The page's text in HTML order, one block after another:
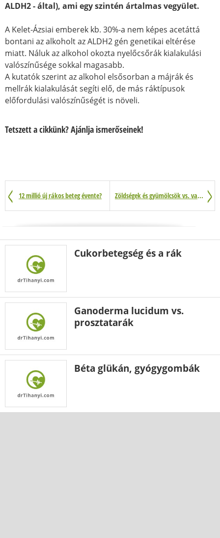
ALDH2 - által), ami egy szintén ártalmas vegyület.
A Kelet-Ázsiai emberek kb. 30%-a nem képes acetáttá
bontani az alkoholt az ALDH2 gén genetikai eltérése
miatt. Náluk az alkohol okozta nyelőcsőrák kialakulási
valószínűsége sokkal magasabb.
A kutatók szerint az alkohol elsősorban a májrák és
mellrák kialakulását segíti elő, de más ráktípusok
előfordulási valószínűségét is növeli.
Tetszett a cikkünk? Ajánlja ismerőseinek!
12 millió új rákos beteg évente? Zöldségek és gyümölcsök vs. vastagbélrák
Cukorbetegség és a rák
Ganoderma lucidum vs.
prosztatarák
Béta glükán, gyógygombák